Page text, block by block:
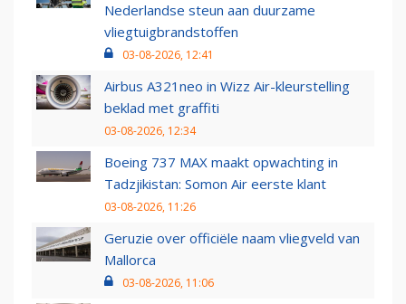
Nederlandse steun aan duurzame
vliegtuigbrandstoffen
03-08-2026, 12:41
Airbus A321neo in Wizz Air-kleurstelling
beklad met graffiti
03-08-2026, 12:34
Boeing 737 MAX maakt opwachting in
Tadzjikistan: Somon Air eerste klant
03-08-2026, 11:26
Geruzie over officiële naam vliegveld van
Mallorca
03-08-2026, 11:06